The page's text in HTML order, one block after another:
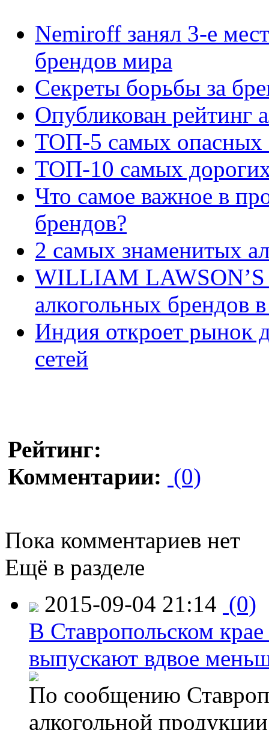
Nemiroff занял 3-е
брендов мира
Секреты борьбы за
Опубликован рейтинг
ТОП-5 самых опасных
ТОП-10 самых
Что самое важное в
брендов?
2 самых знаменитых
WILLIAM LAWSON’S
алкогольных брендов
Индия откроет рынок
сетей
Рейтинг:
Комментарии: (0)
Пока комментариев нет
Ещё в разделе
2015-09-04 21:14 (0)
В Ставропольском
выпускают вдвое
По сообщению
алкогольной